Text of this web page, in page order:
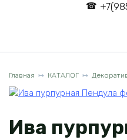
Главная КАТАЛОГ
Ива